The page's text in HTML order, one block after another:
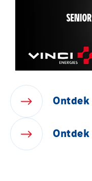
Ontdek
Ontdek